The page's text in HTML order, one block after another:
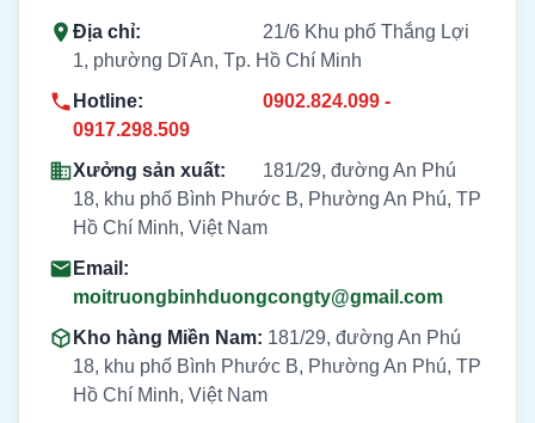
Địa chỉ:
21/6 Khu phố Thắng Lợi
1, phường Dĩ An, Tp. Hồ Chí Minh
Hotline:
0902.824.099 -
0917.298.509
Xưởng sản xuất:
181/29, đường An Phú
18, khu phố Bình Phước B, Phường An Phú, TP
Hồ Chí Minh, Việt Nam
Email:
moitruongbinhduongcongty@gmail.com
Kho hàng Miền Nam: 181/29, đường An Phú
18, khu phố Bình Phước B, Phường An Phú, TP
Hồ Chí Minh, Việt Nam